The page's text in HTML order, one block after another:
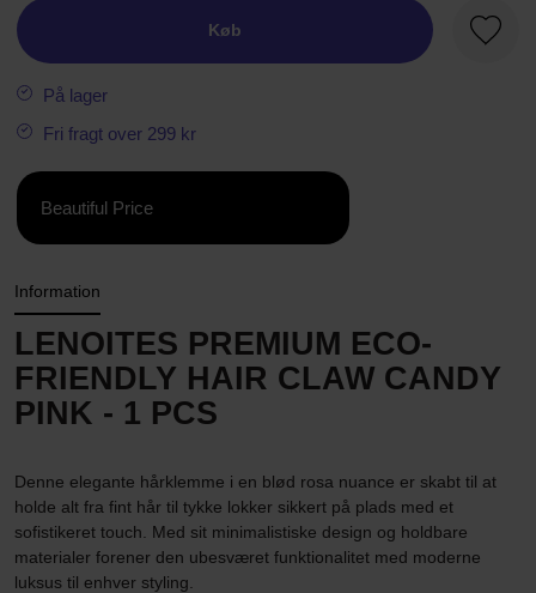
Køb
På lager
Fri fragt over 299 kr
Beautiful Price
Information
LENOITES PREMIUM ECO-
FRIENDLY HAIR CLAW CANDY
PINK - 1 PCS
Denne elegante hårklemme i en blød rosa nuance er skabt til at
holde alt fra fint hår til tykke lokker sikkert på plads med et
sofistikeret touch. Med sit minimalistiske design og holdbare
materialer forener den ubesværet funktionalitet med moderne
luksus til enhver styling.